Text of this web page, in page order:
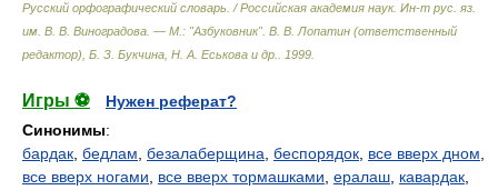
Русский орфографический словарь. / Российская академия наук. Ин-т рус. яз.
им. В. В. Виноградова. — М.: "Азбуковник". В. В. Лопатин (ответственный
редактор), Б. З. Букчина, Н. А. Еськова и др.
1999
Игры ⚽
Нужен реферат?
Синонимы:
бардак бедлам безалаберщина беспорядок все вверх дном
все вверх ногами
все вверх тормашками ералаш кавардак